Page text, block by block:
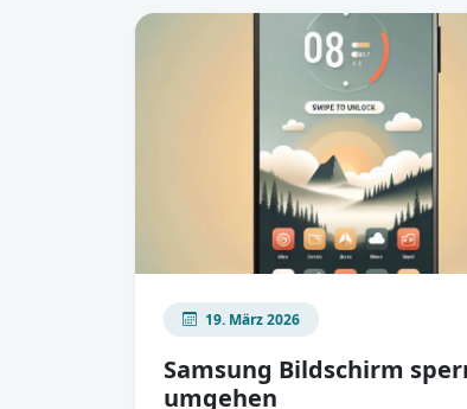
19. März 2026
Samsung Bildschirm
umgehen